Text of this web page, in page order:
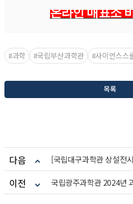
온라인 매표소
#과학 #국립부산과학관 #사이언스스
목록
다음
이전